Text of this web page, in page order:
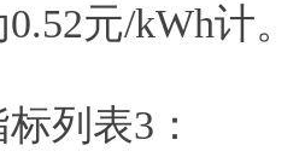
元/kWh计。
列表3：